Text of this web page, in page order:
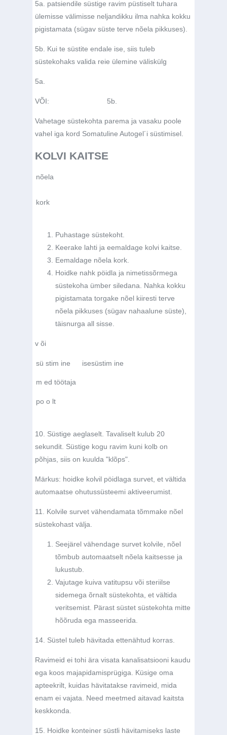
5a. patsiendile süstige ravim püstiselt tuhara
ülemisse välimisse neljandikku ilma nahka kokku
pigistamata (sügav süste terve nõela pikkuses).
5b. Kui te süstite endale ise, siis tuleb
süstekohaks valida reie ülemine väliskülg
5a.
VÕI: 5b.
Vahetage süstekohta parema ja vasaku poole
vahel iga kord Somatuline Autogel´i süstimisel.
KOLVI KAITSE
nõela
kork
Puhastage süstekoht.
Keerake lahti ja eemaldage kolvi kaitse.
Eemaldage nõela kork.
Hoidke nahk pöidla ja nimetissõrmega
süstekoha ümber siledana. Nahka kokku
pigistamata torgake nõel kiiresti terve
nõela pikkuses (sügav nahaalune süste),
täisnurga all sisse.
v õi
sü stim ine isesüstim ine
m ed töötaja
po o lt
10. Süstige aeglaselt. Tavaliselt kulub 20
sekundit. Süstige kogu ravim kuni kolb on
põhjas, siis on kuulda "klõps".
Märkus: hoidke kolvil pöidlaga survet, et vältida
automaatse ohutussüsteemi aktiveerumist.
11. Kolvile survet vähendamata tõmmake nõel
süstekohast välja.
Seejärel vähendage survet kolvile, nõel
tõmbub automaatselt nõela kaitsesse ja
lukustub.
Vajutage kuiva vatitupsu või steriilse
sidemega õrnalt süstekohta, et vältida
veritsemist. Pärast süstet süstekohta mitte
hõõruda ega masseerida.
14. Süstel tuleb hävitada ettenähtud korras.
Ravimeid ei tohi ära visata kanalisatsiooni kaudu
ega koos majapidamisprügiga. Küsige oma
apteekrilt, kuidas hävitatakse ravimeid, mida
enam ei vajata. Need meetmed aitavad kaitsta
keskkonda.
15. Hoidke konteiner süstli hävitamiseks laste